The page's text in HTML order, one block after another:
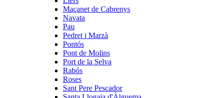
Maçanet de Cabrenys
Navata
Pau
Pedret i Marzà
Pontós
Pont de Molins
Port de la Selva
Rabós
Roses
Sant Pere Pescador